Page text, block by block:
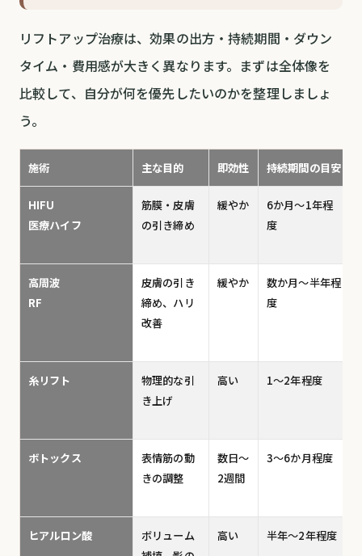
リフトアップ治療は、効果の出方・持続期間・ダウン
タイム・費用感が大きく異なります。まずは全体像を
比較して、自分が何を優先したいのかを整理しましょ
う。
施術 主な目的 即効性 持続期間の目安
HIFU
医療ハイフ
筋膜・皮膚
の引き締め
緩やか
6か月〜1年程
度
高周波
RF
皮膚の引き
締め、ハリ
改善
緩やか
数か月〜半年程
度
糸リフト
物理的な引
き上げ
高い 1〜2年程度
ボトックス
表情筋の動
きの調整
数日〜
2週間
3〜6か月程度
ヒアルロン酸
ボリューム
高い 半年〜2年程度